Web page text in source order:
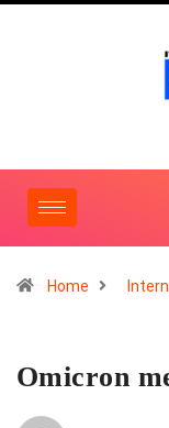
Home
Omicron